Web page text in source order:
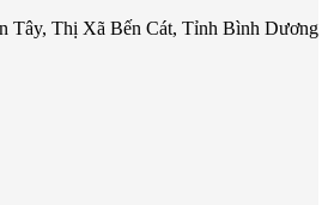
Tây, Thị Xã Bến Cát, Tỉnh Bình Dương